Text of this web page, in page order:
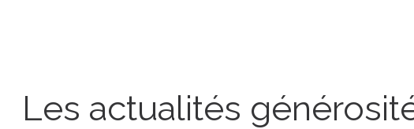
Les actualités